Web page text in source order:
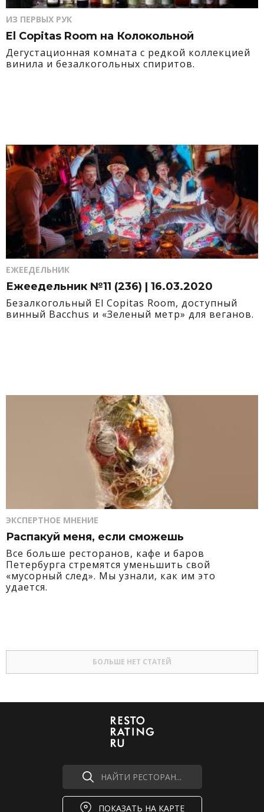
ИЗ ПЕРВЫХ РУК
El Copitas Room на Колокольной
Дегустационная комната с редкой коллекцией
винила и безалкогольных спиритов.
ЕЖЕЕДЕЛЬНИК
Ежеедельник №11 (236) | 16.03.2020
Безалкогольный El Copitas Room, доступный
винный Bacchus и «Зеленый метр» для веганов.
ЭКСПЕРТНОЕ МНЕНИЕ
Распакуй меня, если сможешь
Все больше ресторанов, кафе и баров
Петербурга стремятся уменьшить свой
«мусорный след». Мы узнали, как им это
удается.
БОЛЬШЕ НЕТ СТАТЕЙ
НАЙТИ РЕСТОРАН...
ПОКАЗАТЬ НА КАРТЕ